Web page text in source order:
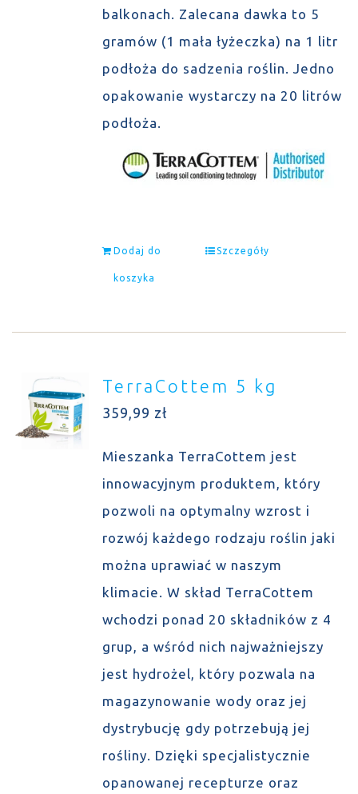
balkonach. Zalecana dawka to 5
gramów (1 mała łyżeczka) na 1 litr
podłoża do sadzenia roślin. Jedno
opakowanie wystarczy na 20 litrów
podłoża.
Dodaj do
koszyka
Szczegóły
TerraCottem 5 kg
359,99 zł
Mieszanka TerraCottem jest
innowacyjnym produktem, który
pozwoli na optymalny wzrost i
rozwój każdego rodzaju roślin jaki
można uprawiać w naszym
klimacie. W skład TerraCottem
wchodzi ponad 20 składników z 4
grup, a wśród nich najważniejszy
jest hydrożel, który pozwala na
magazynowanie wody oraz jej
dystrybucję gdy potrzebują jej
rośliny. Dzięki specjalistycznie
opanowanej recepturze oraz